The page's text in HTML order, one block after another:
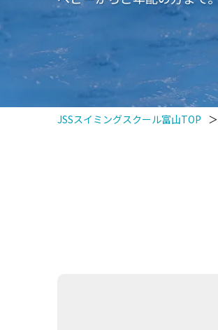
JSSスイミングスクール富山TOP ＞